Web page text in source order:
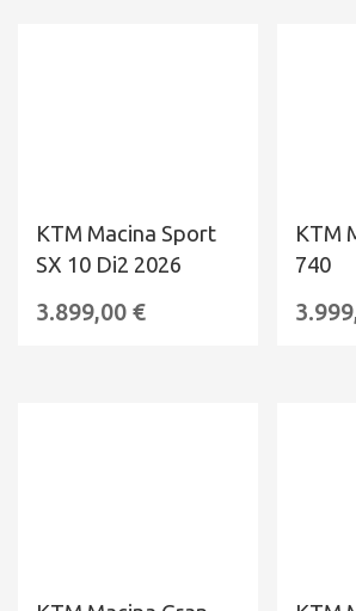
KTM Macina Sport
SX 10 Di2 2026
3.899,00 €
KTM
740